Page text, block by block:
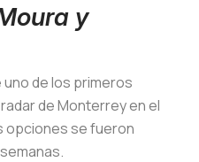
y
uno de los primeros
de Monterrey en el
opciones se fueron